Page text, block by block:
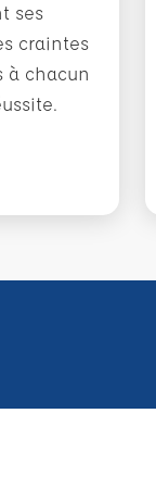
ses
craintes
à chacun